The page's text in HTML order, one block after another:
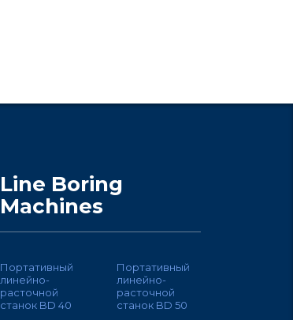
Line Boring
Machines
Портативный
линейно-
расточной
станок BD 40
Портативный
линейно-
расточной
станок BD 50